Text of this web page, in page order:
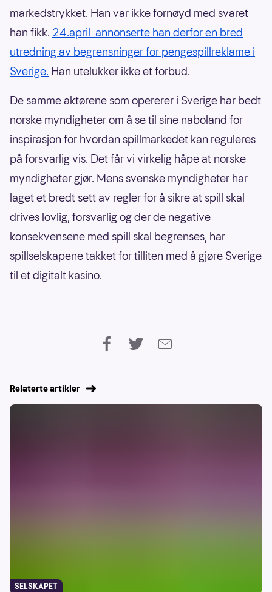
markedstrykket. Han var ikke fornøyd med svaret
han fikk. 24.april annonserte han derfor en bred
utredning av begrensninger for pengespillreklame i
Sverige. Han utelukker ikke et forbud.
De samme aktørene som opererer i Sverige har bedt
norske myndigheter om å se til sine naboland for
inspirasjon for hvordan spillmarkedet kan reguleres
på forsvarlig vis. Det får vi virkelig håpe at norske
myndigheter gjør. Mens svenske myndigheter har
laget et bredt sett av regler for å sikre at spill skal
drives lovlig, forsvarlig og der de negative
konsekvensene med spill skal begrenses, har
spillselskapene takket for tilliten med å gjøre Sverige
til et digitalt kasino.
Relaterte artikler
SELSKAPET